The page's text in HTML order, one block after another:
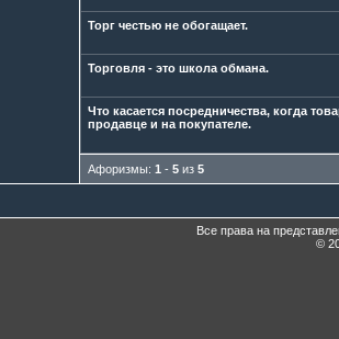
Торг честью не обогащает.
Торговля - это школа обмана.
Что касается посредничества, когда
продавце и на покупателе.
Афоризмы: 1 - 5 из 5
Все права на
©